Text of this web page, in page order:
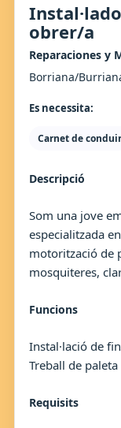
obrer/a
Reparaciones y
Borriana/
Es necessita:
Carnet de conduir
Descripció
Som una jove
especialitzada
motorització de
mosquiteres,
Funcions
Instal·lació de
Treball de paleta
Requisits